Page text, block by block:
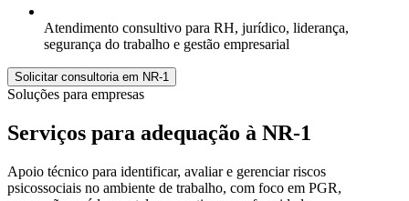
Atendimento consultivo para RH, jurídico, liderança,
segurança do trabalho e gestão empresarial
Solicitar consultoria em NR-1
Soluções para empresas
Serviços para adequação à NR-1
Apoio técnico para identificar, avaliar e gerenciar riscos
psicossociais no ambiente de trabalho, com foco em PGR,